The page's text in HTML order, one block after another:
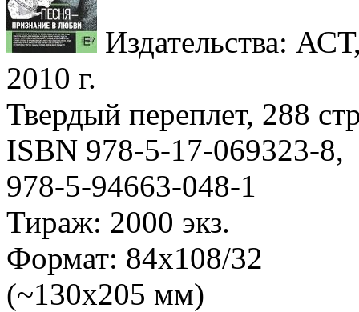
Издательства:
2010 г.
Твердый переплет, 288
ISBN 978-5-17-069323-8,
978-5-94663-048-1
Тираж: 2000 экз.
Формат: 84x108/32
(~130х205 мм)